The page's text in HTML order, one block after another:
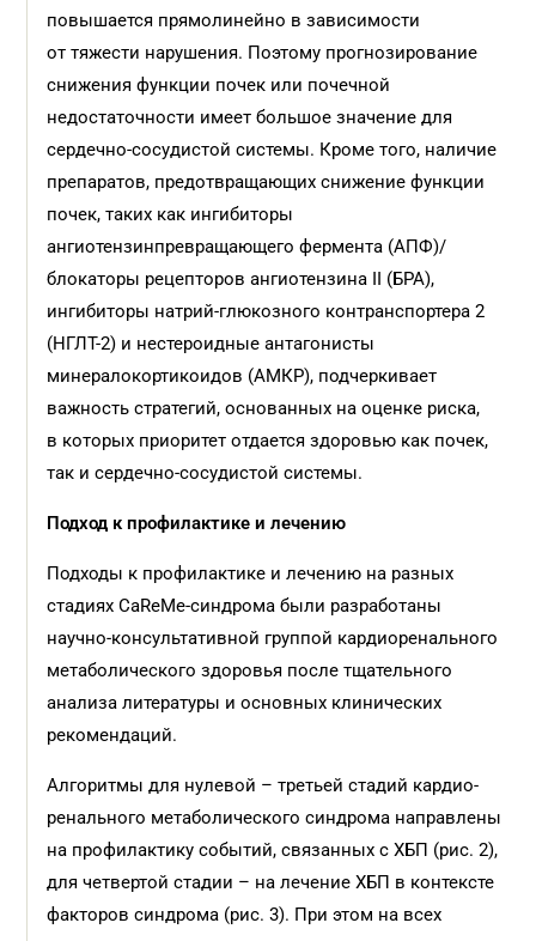
повышается прямолинейно в зависимости
от тяжести нарушения. Поэтому прогнозирование
снижения функции почек или почечной
недостаточности имеет большое значение для
сердечно-сосудистой системы. Кроме того, наличие
препаратов, предотвращающих снижение функции
почек, таких как ингибиторы
ангиотензинпревращающего фермента (АПФ)/
блокаторы рецепторов ангиотензина II (БРА),
ингибиторы натрий-глюкозного контранспортера 2
(НГЛТ-2) и нестероидные антагонисты
минералокортикоидов (АМКР), подчеркивает
важность стратегий, основанных на оценке риска,
в которых приоритет отдается здоровью как почек,
так и сердечно-сосудистой системы.
Подход к профилактике и лечению
Подходы к профилактике и лечению на разных
стадиях CaReMe-синдрома были разработаны
научно-консультативной группой кардиоренального
метаболического здоровья после тщательного
анализа литературы и основных клинических
рекомендаций.
Алгоритмы для нулевой – третьей стадий кардио-
ренального метаболического синдрома направлены
на профилактику событий, связанных с ХБП (рис. 2),
для четвертой стадии – на лечение ХБП в контексте
факторов синдрома (рис. 3). При этом на всех